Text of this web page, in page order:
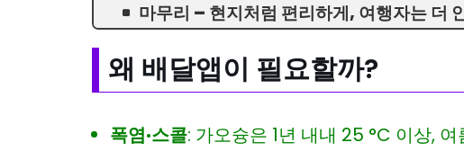
마무리 – 현지처럼 편리하게, 여행자는 더
왜 배달앱이 필요할까?
폭염·스콜: 가오슝은 1년 내내 25 °C 이상,